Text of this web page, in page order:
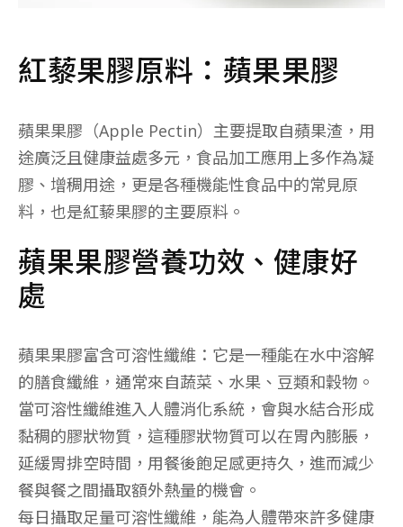
紅藜果膠原料：蘋果果膠
蘋果果膠（Apple Pectin）主要提取自蘋果渣，用
途廣泛且健康益處多元，食品加工應用上多作為凝
膠、增稠用途，更是各種機能性食品中的常見原
料，也是紅藜果膠的主要原料。
蘋果果膠營養功效、健康好
處
蘋果果膠富含可溶性纖維：它是一種能在水中溶解
的膳食纖維，通常來自蔬菜、水果、豆類和穀物。
當可溶性纖維進入人體消化系統，會與水結合形成
黏稠的膠狀物質，這種膠狀物質可以在胃內膨脹，
延緩胃排空時間，用餐後飽足感更持久，進而減少
餐與餐之間攝取額外熱量的機會。
每日攝取足量可溶性纖維，能為人體帶來許多健康